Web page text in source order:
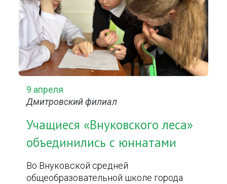
9 апреля
Дмитровский филиал
Учащиеся «Внуковского леса»
объединились с юннатами
Во Внуковской средней
общеобразовательной школе города